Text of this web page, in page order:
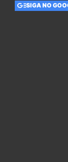
SIGA NO